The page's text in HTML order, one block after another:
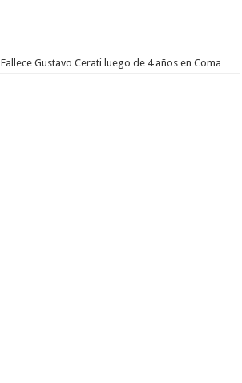
Fallece Gustavo Cerati luego de 4 años en Coma